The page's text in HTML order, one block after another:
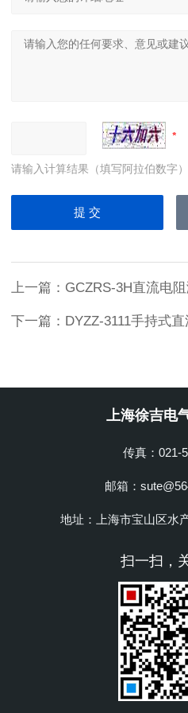
请输入计算结果（填写阿拉伯数字
上一篇： GCZRS-3H直流电
下一篇： DYZZ-3111手持式
上海徐吉电
传真：021-
邮箱：
地址：上海市宝山区水
扫一扫，